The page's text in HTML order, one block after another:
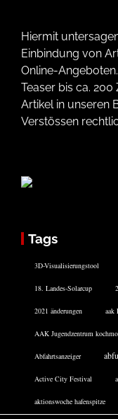
Hiermit
Einbindung von
Online-
Teaser bis ca.
Artikel in unseren
Verstössen
Tags
3D-Visualisierungstool
18. Landes-Solarcup
2021 änderungen aak
AAK Jugendzentrum
Abfahrtsanzeiger
Active City Festival
aktionswoche hafenspitze